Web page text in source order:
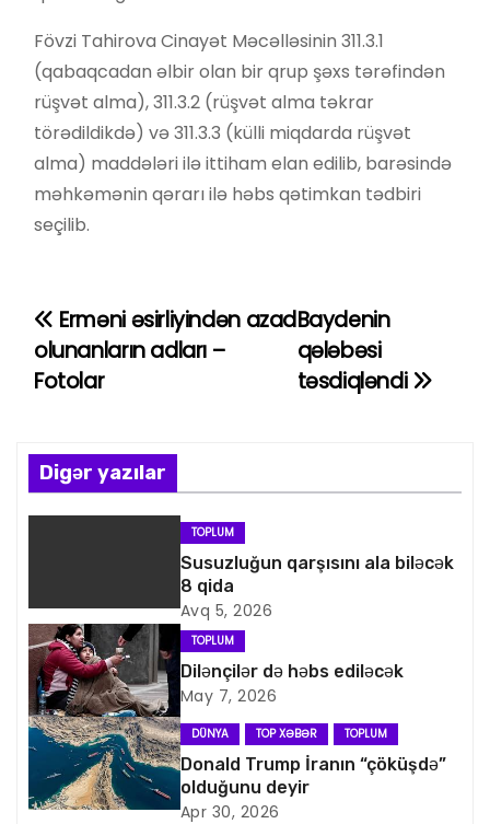
Fövzi Tahirova Cinayət Məcəlləsinin 311.3.1
(qabaqcadan əlbir olan bir qrup şəxs tərəfindən
rüşvət alma), 311.3.2 (rüşvət alma təkrar
törədildikdə) və 311.3.3 (külli miqdarda rüşvət
alma) maddələri ilə ittiham elan edilib, barəsində
məhkəmənin qərarı ilə həbs qətimkan tədbiri
seçilib.
Y
a
ı
n
v
i
q
a
s
Baydenin
qələbəsi
təsdiqləndi
Erməni əsirliyindən azad
olunanların adları –
Fotolar
Digər yazılar
TOPLUM
Susuzluğun qarşısını ala biləcək
8 qida
Avq 5, 2026
TOPLUM
Dilənçilər də həbs ediləcək
May 7, 2026
DÜNYA TOP XƏBƏR TOPLUM
Donald Trump İranın “çöküşdə”
olduğunu deyir
Apr 30, 2026